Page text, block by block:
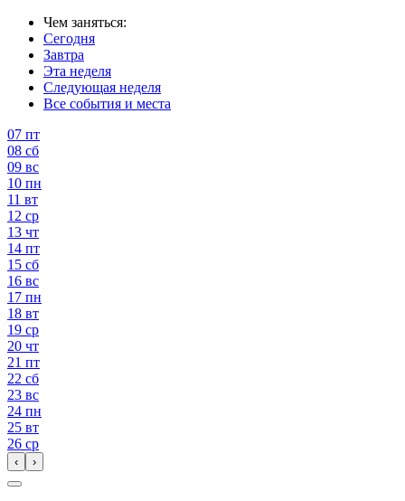
Чем заняться:
Сегодня
Завтра
Эта неделя
Следующая неделя
Все события и места
07 пт
08 сб
09 вс
10 пн
11 вт
12 ср
13 чт
14 пт
15 сб
16 вс
17 пн
18 вт
19 ср
20 чт
21 пт
22 сб
23 вс
24 пн
25 вт
26 ср
‹ ›